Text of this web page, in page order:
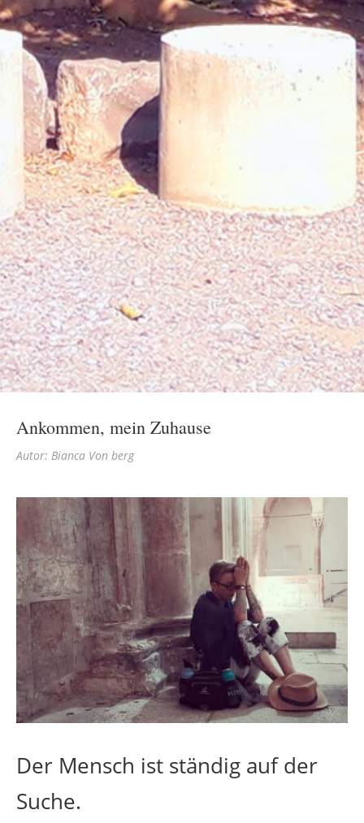
Ankommen, mein Zuhause
Autor: Bianca Von berg
Der Mensch ist ständig auf der
Suche.